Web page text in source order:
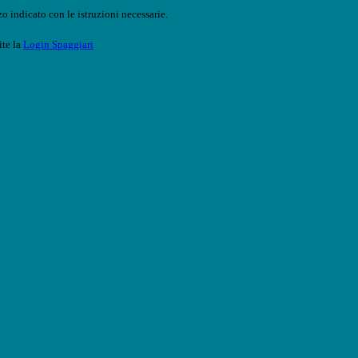
indicato con le istruzioni necessarie.
la Login Spaggiari